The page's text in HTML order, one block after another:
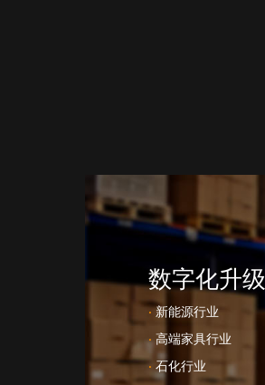
数字化升级
·新能源行业
·高端家具行业
· 石化行业